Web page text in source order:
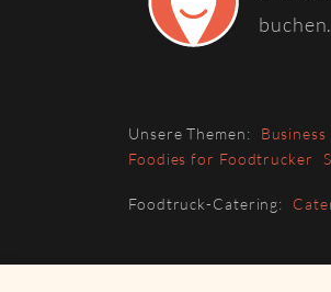
buchen.
Unsere Themen:
Foodies for Foodtrucker
Foodtruck-Catering: